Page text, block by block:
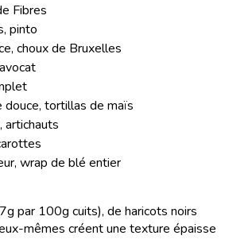
Fibres
pinto
choux de Bruxelles
douce, tortillas de maïs
artichauts
wrap de blé entier
par 100g cuits), de haricots noirs
mêmes créent une texture épaisse